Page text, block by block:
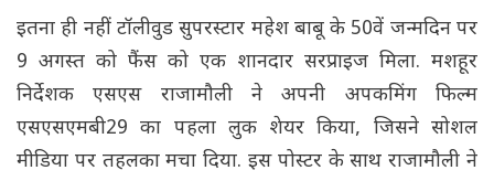
इतना ही नहीं टॉलीवुड सुपरस्टार महेश बाबू के 50वें जन्मदिन पर
9 अगस्त को फैंस को एक शानदार सरप्राइज मिला. मशहूर
निर्देशक एसएस राजामौली ने अपनी अपकमिंग फिल्म
एसएसएमबी29 का पहला लुक शेयर किया, जिसने सोशल
मीडिया पर तहलका मचा दिया. इस पोस्टर के साथ राजामौली ने